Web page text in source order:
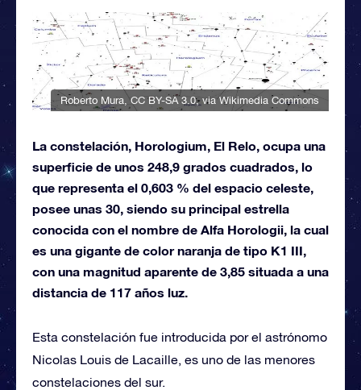
Roberto Mura ,CC BY-SA 3.0, via Wikimedia Commons
La constelación, Horologium, El Relo, ocupa una
superficie de unos 248,9 grados cuadrados, lo
que representa el 0,603 % del espacio celeste,
posee unas 30, siendo su principal estrella
conocida con el nombre de Alfa Horologii, la cual
es una gigante de color naranja de tipo K1 III,
con una magnitud aparente de 3,85 situada a una
distancia de 117 años luz.
Esta constelación fue introducida por el astrónomo
Nicolas Louis de Lacaille, es uno de las menores
constelaciones del sur.